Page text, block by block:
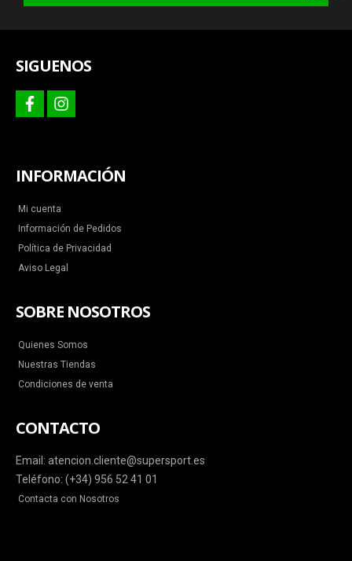
y
SIGUENOS
facebookinstagram
INFORMACIÓN
Mi cuenta
Información de Pedidos
Política de Privacidad
Aviso Legal
SOBRE NOSOTROS
Quienes Somos
Nuestras Tiendas
Condiciones de venta
CONTACTO
Email: atencion.cliente@supersport.es
Teléfono: (+34) 956 52 41 01
Contacta con Nosotros